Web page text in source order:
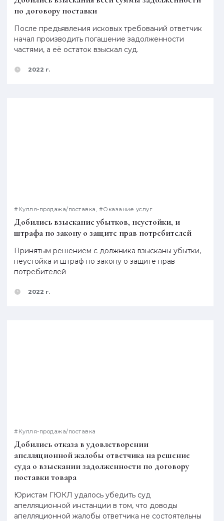
по договору поставки
После предъявления исковых требований ответчик
начал производить погашение задолженности
частями, а её остаток взыскал суд.
2022 г.
#Купля-продажа/поставка, #Оказание услуг
Добились взыскание убытков, неустойки, и
штрафа по закону о защите прав потребителей
Принятым решением с должника взысканы убытки,
неустойка и штраф по закону о защите прав
потребителей
2022 г.
#Купля-продажа/поставка
Добились отказа в удовлетворении
апелляционной жалобы ответчика на решение
суда о взыскании задолженности по договору
поставки товара
Юристам ГЮКЛ удалось убедить суд
апелляционной инстанции в том, что доводы
апелляционной жалобы ответчика не состоятельны